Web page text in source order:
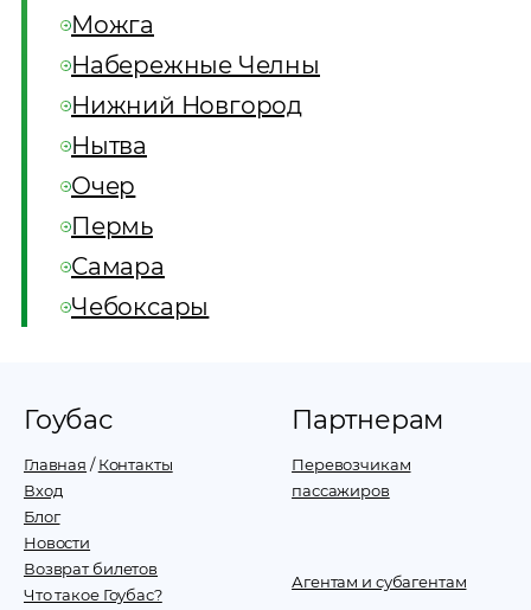
Можга
Набережные Челны
Нижний Новгород
Нытва
Очер
Пермь
Самара
Чебоксары
Гоубас
Главная /Контакты
Вход
Блог
Новости
Возврат билетов
Что такое Гоубас?
Партнерам
Перевозчикам
пассажиров
Агентам и субагентам